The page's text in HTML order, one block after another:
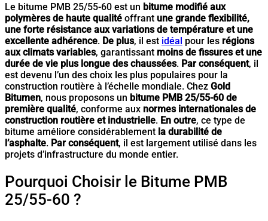
Le bitume PMB 25/55-60 est un bitume modifié aux
polymères de haute qualité offrant une grande flexibilité,
une forte résistance aux variations de température et une
excellente adhérence. De plus, il est idéal pour les régions
aux climats variables, garantissant moins de fissures et une
durée de vie plus longue des chaussées. Par conséquent, il
est devenu l’un des choix les plus populaires pour la
construction routière à l’échelle mondiale. Chez Gold
Bitumen, nous proposons un bitume PMB 25/55-60 de
première qualité, conforme aux normes internationales de
construction routière et industrielle. En outre, ce type de
bitume améliore considérablement la durabilité de
l’asphalte. Par conséquent, il est largement utilisé dans les
projets d’infrastructure du monde entier.
Pourquoi Choisir le Bitume PMB
25/55-60 ?